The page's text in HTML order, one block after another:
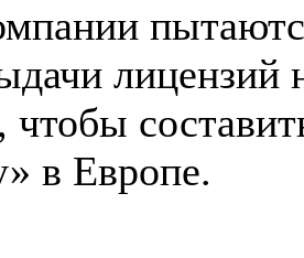
лицензий
чтобы
в Европе.